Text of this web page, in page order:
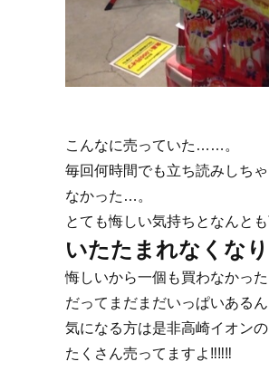
こんなに売っていた……。
毎回何時間でも立ち読みしち
なかった…。
とても悔しい気持ちとなんと
いたたまれなくなり
悔しいから一個も買わなかった
だってまだまだいっぱいある
気になる方は是非高崎イオン
たくさん売ってますよ‼︎‼︎‼︎